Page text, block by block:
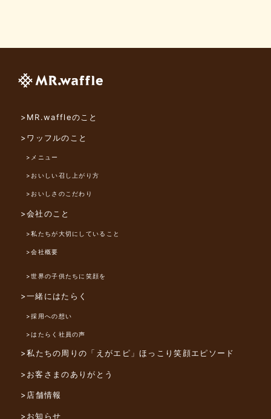
>MR.waffleのこと
>ワッフルのこと
>メニュー
>おいしい召し上がり方
>おいしさのこだわり
>会社のこと
>私たちが大切にしていること
>会社概要
>世界の子供たちに笑顔を
>一緒にはたらく
>採用への想い
>はたらく社員の声
>私たちの周りの「えがエピ」ほっこり笑顔エピソード
>お客さまのありがとう
>店舗情報
>お知らせ